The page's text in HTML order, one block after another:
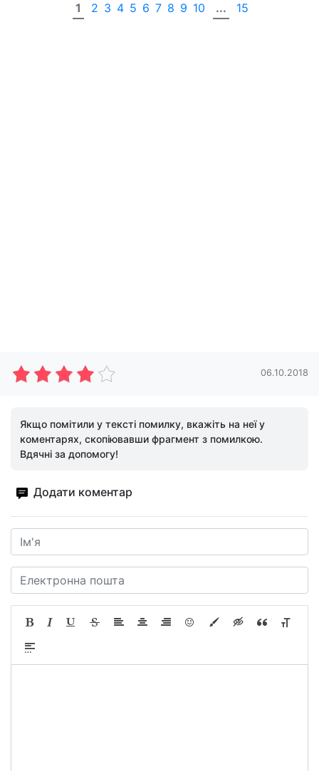
1 2 3 4 5 6 7 8 9 10 ... 15
06.10.2018
Якщо помітили у тексті помилку, вкажіть на неї у
коментарях, скопіювавши фрагмент з помилкою.
Вдячні за допомогу!
Додати коментар